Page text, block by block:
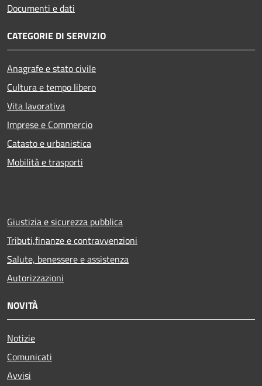
Documenti e dati
CATEGORIE DI SERVIZIO
Anagrafe e stato civile
Cultura e tempo libero
Vita lavorativa
Imprese e Commercio
Catasto e urbanistica
Mobilità e trasporti
Giustizia e sicurezza pubblica
Tributi,finanze e contravvenzioni
Salute, benessere e assistenza
Autorizzazioni
NOVITÀ
Notizie
Comunicati
Avvisi